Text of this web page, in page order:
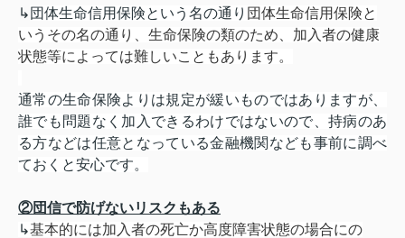
↳ 団体生命信用保険という名の通り 団体生命信用保険と
いうその名の通り、生命保険の類のため、加入者の健康
状態等によっては難しいこともあります。
通常の生命保険よりは規定が緩いものではありますが、
誰でも問題なく加入できるわけではないので、持病のあ
る方などは任意となっている金融機関なども事前に調べ
ておくと安心です。
②団信で防げないリスクもある
↳基本的には加入者の死亡か高度障害状態の場合にの